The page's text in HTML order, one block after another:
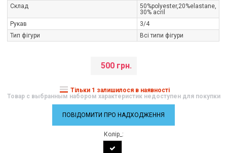
Склад
50%polуester,20%elastane,
30% acrіl
Рукав
3/4
Тип фігури
Всі типи фігури
500 грн.
Тільки 1 залишилося в наявності
Товар с выбранным набором характеристик недоступен для покупки
ПОВІДОМИТИ ПРО НАДХОДЖЕННЯ
Колір_: